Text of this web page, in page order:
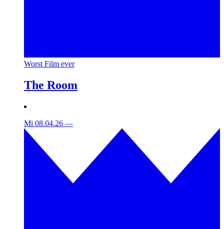
Worst Film ever
The Room
Mi 08.04.26 —